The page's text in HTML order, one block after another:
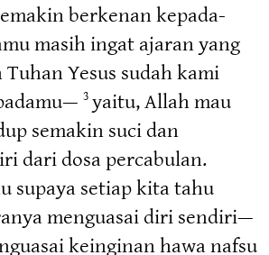
berkenan kepada-
masih ingat ajaran yang
Tuhan Yesus sudah kami
3 yaitu, Allah mau
semakin suci dan
dari dosa percabulan.
supaya setiap kita tahu
menguasai diri sendiri—
keinginan hawa nafsu